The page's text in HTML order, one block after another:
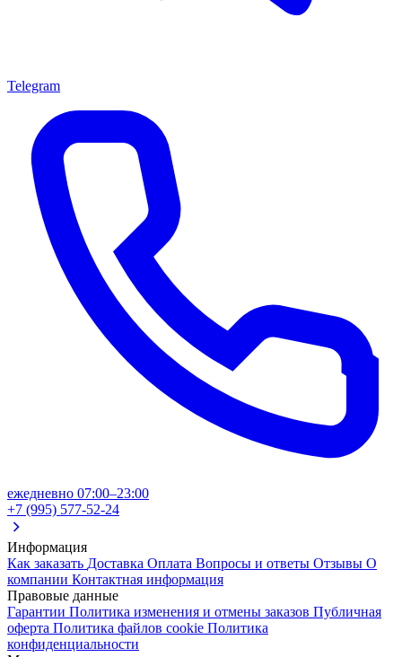
Telegram
ежедневно 07:00–23:00
+7 (995) 577-52-24
Информация
Как заказать Доставка Оплата Вопросы и ответы Отзывы О
компании Контактная информация
Правовые данные
Гарантии Политика изменения и отмены заказов Публичная
оферта Политика файлов cookie Политика
конфиденциальности